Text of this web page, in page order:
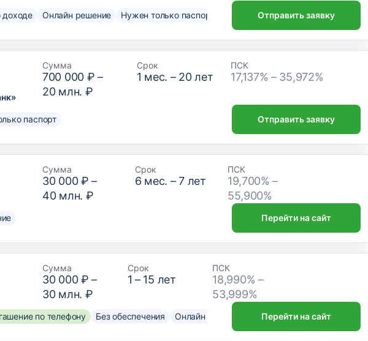
доходе Онлайн решение Нужен только паспорт Отправить заявку
Сумма
700 000 ₽ –
20 млн. ₽
Срок
1 мес. – 20лет
ПСК
17,137% – 35,972%
паспорт Отправить заявку
Сумма
30 000 ₽ –
40 млн. ₽
Срок
6 мес. –7лет
ПСК
19,700% –
55,900%
Перейти на сайт
Сумма
30 000 ₽ –
30 млн. ₽
Срок
1 – 15 лет
ПСК
18,990% –
53,999%
по телефону Без обеспечения Онлайн решение Нужен только паспорт
Перейти на сайт